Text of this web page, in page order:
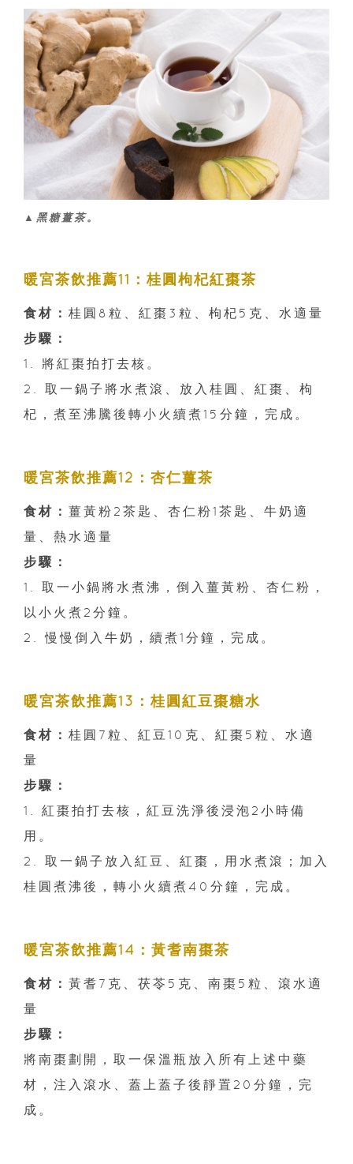
▲黑糖薑茶。
暖宮茶飲推薦11：桂圓枸杞紅棗茶
食材： 桂圓8粒、紅棗3粒、枸杞5克、水適量
步驟：
1. 將紅棗拍打去核。
2. 取一鍋子將水煮滾、放入桂圓、紅棗、枸
杞，煮至沸騰後轉小火續煮15分鐘，完成。
暖宮茶飲推薦12：杏仁薑茶
食材： 薑黃粉2茶匙、杏仁粉1茶匙、牛奶適
量、熱水適量
步驟：
1. 取一小鍋將水煮沸，倒入薑黃粉、杏仁粉，
以小火煮2分鐘。
2. 慢慢倒入牛奶，續煮1分鐘，完成。
暖宮茶飲推薦13：桂圓紅豆棗糖水
食材： 桂圓7粒、紅豆10克、紅棗5粒、水適
量
步驟：
1. 紅棗拍打去核，紅豆洗淨後浸泡2小時備
用。
2. 取一鍋子放入紅豆、紅棗，用水煮滾；加入
桂圓煮沸後，轉小火續煮40分鐘，完成。
暖宮茶飲推薦14：黃耆南棗茶
食材： 黃耆7克、茯苓5克、南棗5粒、滾水適
量
步驟：
將南棗劃開，取一保溫瓶放入所有上述中藥
材，注入滾水、蓋上蓋子後靜置20分鐘，完
成。